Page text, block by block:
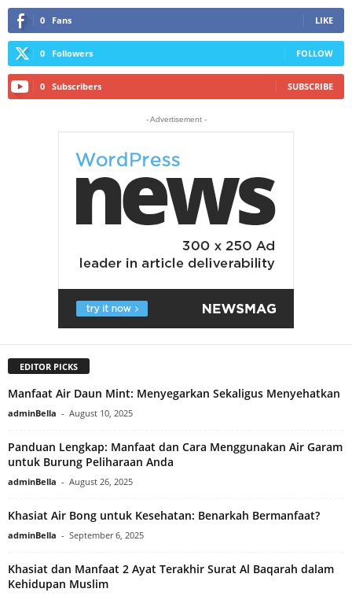
0 Fans LIKE
0 Followers FOLLOW
0 Subscribers SUBSCRIBE
- Advertisement -
EDITOR PICKS
Manfaat Air Daun Mint: Menyegarkan Sekaligus Menyehatkan
adminBella - August 10, 2025
Panduan Lengkap: Manfaat dan Cara Menggunakan Air Garam
untuk Burung Peliharaan Anda
adminBella - August 26, 2025
Khasiat Air Bong untuk Kesehatan: Benarkah Bermanfaat?
adminBella - September 6, 2025
Khasiat dan Manfaat 2 Ayat Terakhir Surat Al Baqarah dalam
Kehidupan Muslim